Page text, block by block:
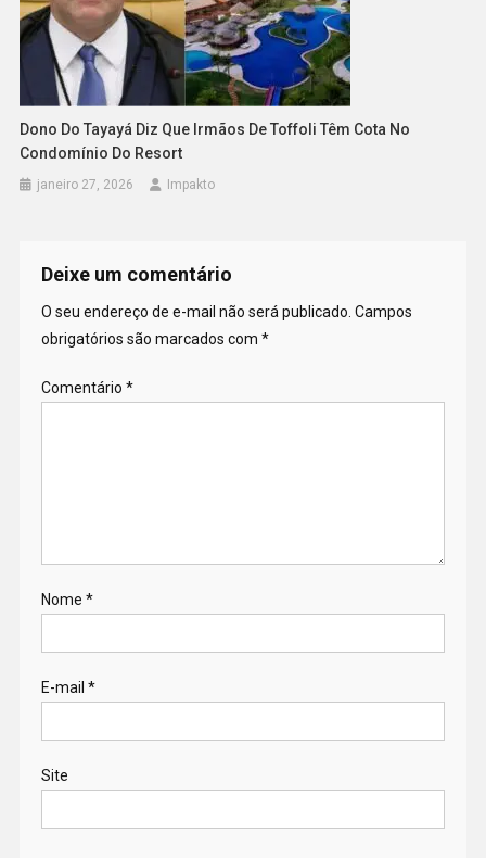
Dono Do Tayayá Diz Que Irmãos De Toffoli Têm Cota No
Condomínio Do Resort
janeiro 27, 2026 Impakto
Deixe um comentário
O seu endereço de e-mail não será publicado. Campos
obrigatórios são marcados com *
Comentário *
Nome *
E-mail *
Site